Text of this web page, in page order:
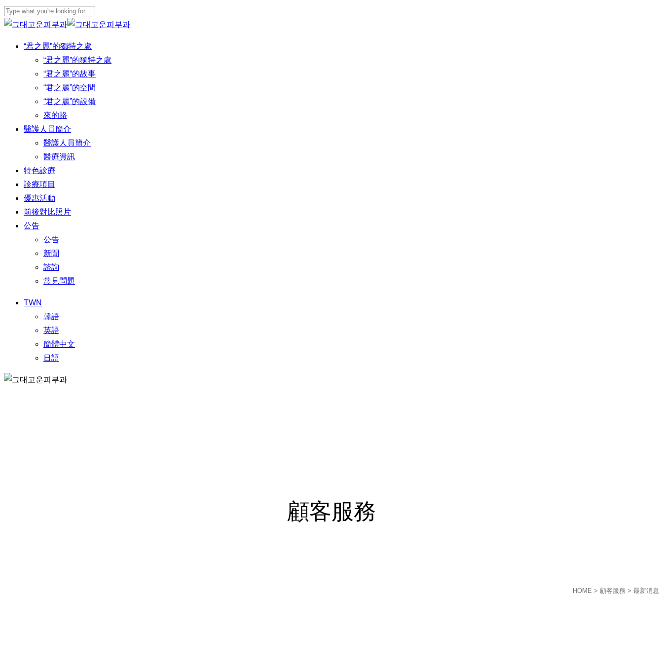
Skip
to
content
Close
Menu “君之麗”的獨特之處
“君之麗”的獨特之處
“君之麗”的故事
“君之麗”的空間
“君之麗”的設備
來的路
醫護人員簡介
醫護人員簡介
醫療資訊
特色診療
診療項目
優惠活動
前後對比照片
公告
公告
新聞
諮詢
常見問題
TWN
韓語
英語
簡體中文
日語
顧客服務
HOME > 顧客服務 > 最新消息